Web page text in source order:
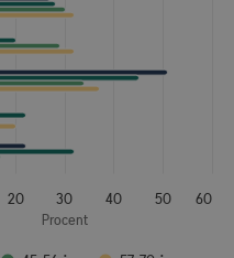
Procent
20 30 40 50 60